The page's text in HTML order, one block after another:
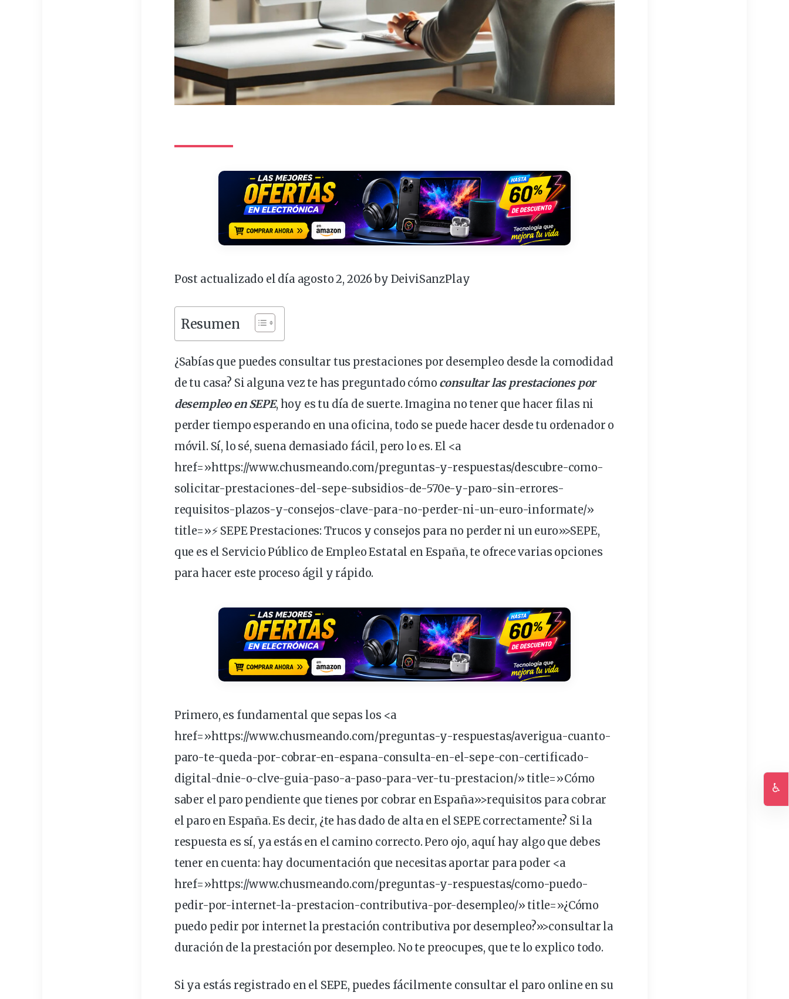
Post actualizado el día agosto 2, 2026 by DeiviSanzPlay
Resumen
¿Sabías que puedes consultar tus prestaciones por desempleodesde la comodidad
de tu casa? Si alguna vez te has preguntado cómoconsultar las prestaciones por
desempleo en SEPE, hoy es tu día de suerte. Imagina no tener que hacer filas ni
perder tiempo esperando en una oficina, todo se puede hacer desde tu ordenador o
móvil. Sí, lo sé, suena demasiado fácil, pero lo es. El <a
href=»https://www.chusmeando.com/preguntas-y-respuestas/descubre-como-
solicitar-prestaciones-del-sepe-subsidios-de-570e-y-paro-sin-errores-
requisitos-plazos-y-consejos-clave-para-no-perder-ni-un-euro-informate/»
title=»⚡ SEPE Prestaciones: Trucos y consejos para no perder ni un euro»>SEPE,
que es el Servicio Público de Empleo Estatal en España, te ofrece varias opciones
para hacer este proceso ágil y rápido.
Primero, es fundamental que sepas los <a
href=»https://www.chusmeando.com/preguntas-y-respuestas/averigua-cuanto-
paro-te-queda-por-cobrar-en-espana-consulta-en-el-sepe-con-certificado-
digital-dnie-o-clve-guia-paso-a-paso-para-ver-tu-prestacion/» title=»Cómo
saber el paro pendiente que tienes por cobrar en España»>requisitos para cobrar
el paro en España. Es decir, ¿te has dado de alta en el SEPE correctamente? Si la
respuesta es sí, ya estás en el camino correcto. Pero ojo, aquí hay algo que debes
tener en cuenta: hay documentación que necesitas aportar para poder <a
href=»https://www.chusmeando.com/preguntas-y-respuestas/como-puedo-
pedir-por-internet-la-prestacion-contributiva-por-desempleo/» title=»¿Cómo
puedo pedir por internet la prestación contributiva por desempleo?»>consultar la
duración de la prestación por desempleo. No te preocupes, que te lo explico todo.
Si ya estás registrado en el SEPE, puedes fácilmente consultar el paro onlineen su
♿